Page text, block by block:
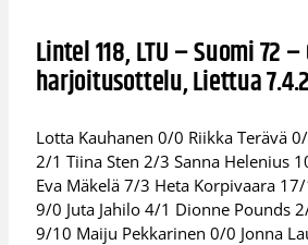
Lintel 118, LTU – Suomi 72
harjoitusottelu, Liettua
Lotta Kauhanen 0/0 Riikka Terävä
2/1 Tiina Sten 2/3 Sanna Helenius
Eva Mäkelä 7/3 Heta Korpivaara
9/0 Juta Jahilo 4/1 Dionne Pounds
9/10 Maiju Pekkarinen 0/0 Jonna